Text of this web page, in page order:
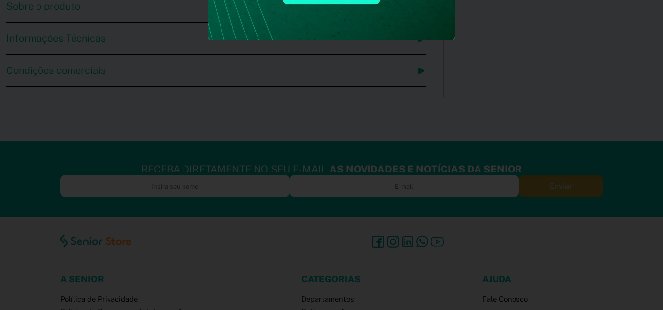
Sobre o produto
Informações Técnicas
Condições comerciais
RECEBA DIRETAMENTE NO SEU E-MAIL AS NOVIDADES E NOTÍCIAS DA SENIOR
Enviar
A SENIOR
Política de Privacidade
CATEGORIAS
Departamentos
AJUDA
Fale Conosco